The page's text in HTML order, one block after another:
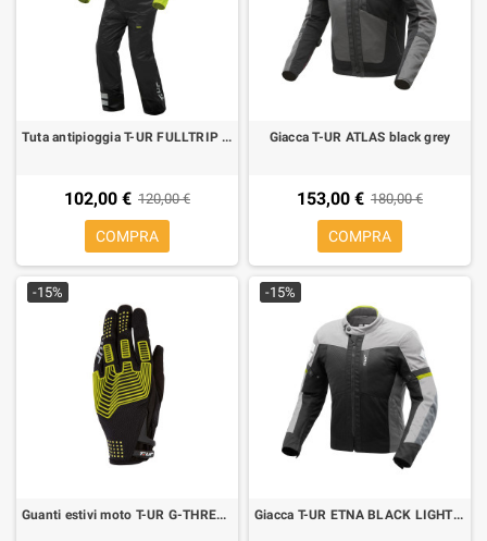
Tuta antipioggia T-UR FULLTRIP nero giallo
102,00 € 120,00 €
COMPRA
Giacca T-UR ATLAS black grey
153,00 € 180,00 €
COMPRA
-15%
Guanti estivi moto T-UR G-THREE black yellow fluo
-15%
Giacca T-UR ETNA BLACK LIGHT GREY